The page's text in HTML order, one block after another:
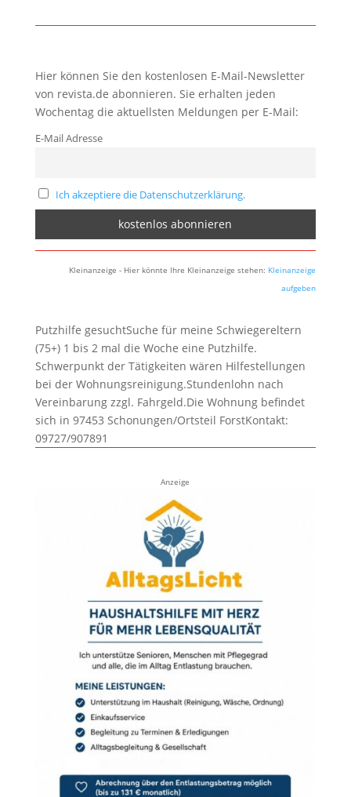
Hier können Sie den kostenlosen E-Mail-Newsletter
von revista.de abonnieren. Sie erhalten jeden
Wochentag die aktuellsten Meldungen per E-Mail:
E-Mail Adresse
Ich akzeptiere die Datenschutzerklärung.
Kleinanzeige - Hier könnte Ihre Kleinanzeige stehen: Kleinanzeige
aufgeben
Putzhilfe gesuchtSuche für meine Schwiegereltern
(75+) 1 bis 2 mal die Woche eine Putzhilfe.
Schwerpunkt der Tätigkeiten wären Hilfestellungen
bei der Wohnungsreinigung.Stundenlohn nach
Vereinbarung zzgl. Fahrgeld.Die Wohnung befindet
sich in 97453 Schonungen/Ortsteil ForstKontakt:
09727/907891
Anzeige